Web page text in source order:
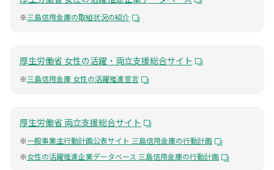
※三島信用金庫の取組状況の紹介
厚生労働省 女性の活躍・両立支援総合サイト
※三島信用金庫 女性の活躍推進宣言
厚生労働省 両立支援総合サイト
※一般事業主行動計画公表サイト 三島信用金庫の行動計画
※女性の活躍推進企業データベース 三島信用金庫の行動計画